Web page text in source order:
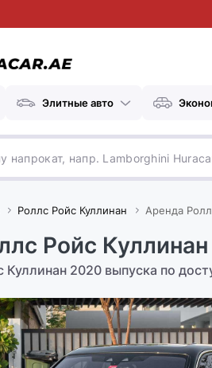
Элитные авто
Роллс Ройс Куллинан Аренда
Ройс
2020 выпуска по